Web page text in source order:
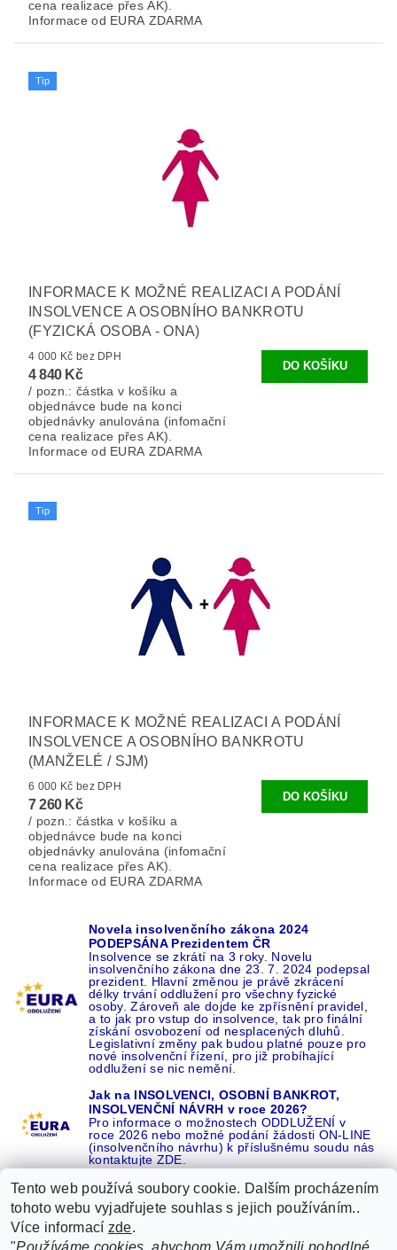
cena realizace přes AK).
Informace od EURA ZDARMA
Tip
INFORMACE K MOŽNÉ REALIZACI A PODÁNÍ
INSOLVENCE A OSOBNÍHO BANKROTU
(FYZICKÁ OSOBA - ONA)
4 000 Kč bez DPH
4 840 Kč
/ pozn.: částka v košíku a
objednávce bude na konci
objednávky anulována (infomační
cena realizace přes AK).
Informace od EURA ZDARMA
Tip
INFORMACE K MOŽNÉ REALIZACI A PODÁNÍ
INSOLVENCE A OSOBNÍHO BANKROTU
(MANŽELÉ / SJM)
6 000 Kč bez DPH
7 260 Kč
/ pozn.: částka v košíku a
objednávce bude na konci
objednávky anulována (infomační
cena realizace přes AK).
Informace od EURA ZDARMA
Novela insolvenčního zákona 2024
PODEPSÁNA Prezidentem ČR
Insolvence se zkrátí na 3 roky. Novelu
insolvenčního zákona dne 23. 7. 2024 podepsal
prezident. Hlavní změnou je právě zkrácení
délky trvání oddlužení pro všechny fyzické
osoby. Zároveň ale dojde ke zpřísnění pravidel,
a to jak pro vstup do insolvence, tak pro finální
získání osvobození od nesplacených dluhů.
Legislativní změny pak budou platné pouze pro
nové insolvenční řízení, pro již probíhající
oddlužení se nic nemění.
Jak na INSOLVENCI, OSOBNÍ BANKROT,
INSOLVENČNÍ NÁVRH v roce 2026?
Pro informace o možnostech ODDLUŽENÍ v
roce 2026 nebo možné podání žádosti ON-LINE
(insolvenčního návrhu) k příslušnému soudu nás
kontaktujte ZDE.
Recenze o NÁS na GOOGLE 16 let REFERENCÍ v celé ČR |
Tento web používá soubory cookie. Dalším procházením
tohoto webu vyjadřujete souhlas s jejich používáním..
Více informací zde.
"Používáme cookies, abychom Vám umožnili pohodlné